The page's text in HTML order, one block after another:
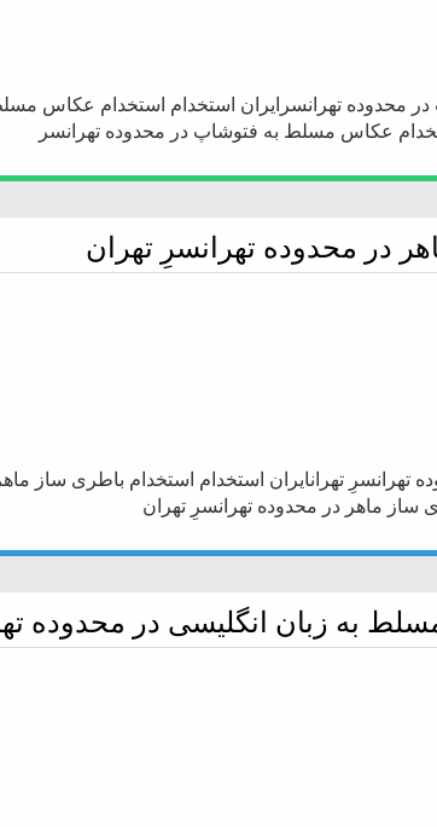
محدوده تهرانسرایران استخدام استخدام عکاس
عکاس مسلط به فتوشاپ در محدوده تهرانسر
در محدوده تهرانسرِ تهران
تهرانسرِ تهرانایران استخدام استخدام باطری ساز
ساز ماهر در محدوده تهرانسرِ تهران
به زبان انگلیسی در محدوده